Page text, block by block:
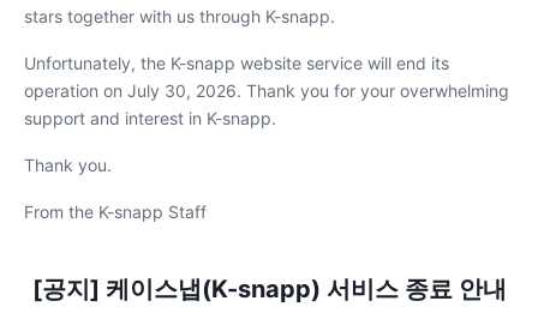
stars together with us through K-snapp.
Unfortunately, the K-snapp website service will end its
operation on July 30, 2026. Thank you for your overwhelming
support and interest in K-snapp.
Thank you.
From the K-snapp Staff
[공지] 케이스냅(K-snapp) 서비스 종료 안내